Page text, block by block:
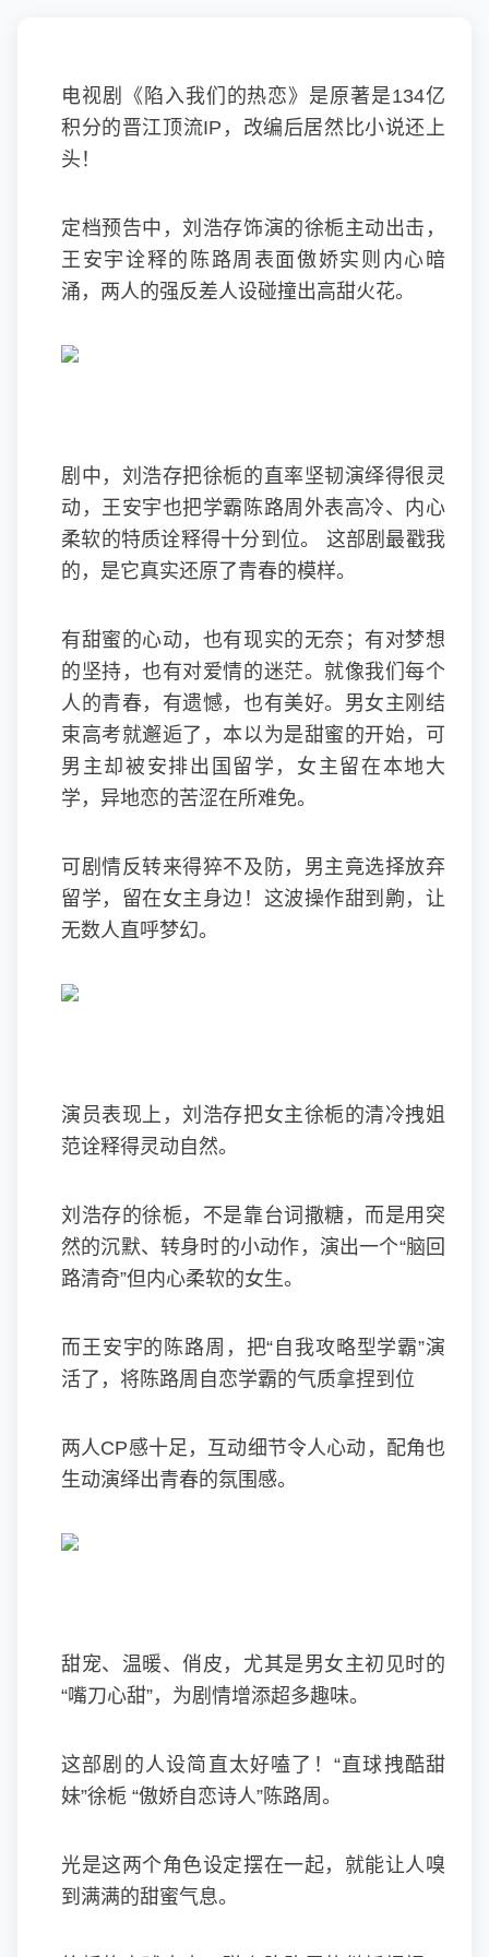
电视剧《陷入我们的热恋》是原著是134亿
积分的晋江顶流IP，改编后居然比小说还上
头！
定档预告中，刘浩存饰演的徐栀主动出击，
王安宇诠释的陈路周表面傲娇实则内心暗
涌，两人的强反差人设碰撞出高甜火花。
剧中，刘浩存把徐栀的直率坚韧演绎得很灵
动，王安宇也把学霸陈路周外表高冷、内心
柔软的特质诠释得十分到位。 这部剧最戳我
的，是它真实还原了青春的模样。
有甜蜜的心动，也有现实的无奈；有对梦想
的坚持，也有对爱情的迷茫。就像我们每个
人的青春，有遗憾，也有美好。男女主刚结
束高考就邂逅了，本以为是甜蜜的开始，可
男主却被安排出国留学，女主留在本地大
学，异地恋的苦涩在所难免。
可剧情反转来得猝不及防，男主竟选择放弃
留学，留在女主身边！这波操作甜到齁，让
无数人直呼梦幻。
演员表现上，刘浩存把女主徐栀的清冷拽姐
范诠释得灵动自然。
刘浩存的徐栀，不是靠台词撒糖，而是用突
然的沉默、转身时的小动作，演出一个“脑回
路清奇”但内心柔软的女生。
而王安宇的陈路周，把“自我攻略型学霸”演
活了，将陈路周自恋学霸的气质拿捏到位
两人CP感十足，互动细节令人心动，配角也
生动演绎出青春的氛围感。
甜宠、温暖、俏皮，尤其是男女主初见时的
“嘴刀心甜”，为剧情增添超多趣味。
这部剧的人设简直太好嗑了！“直球拽酷甜
妹”徐栀 “傲娇自恋诗人”陈路周。
光是这两个角色设定摆在一起，就能让人嗅
到满满的甜蜜气息。